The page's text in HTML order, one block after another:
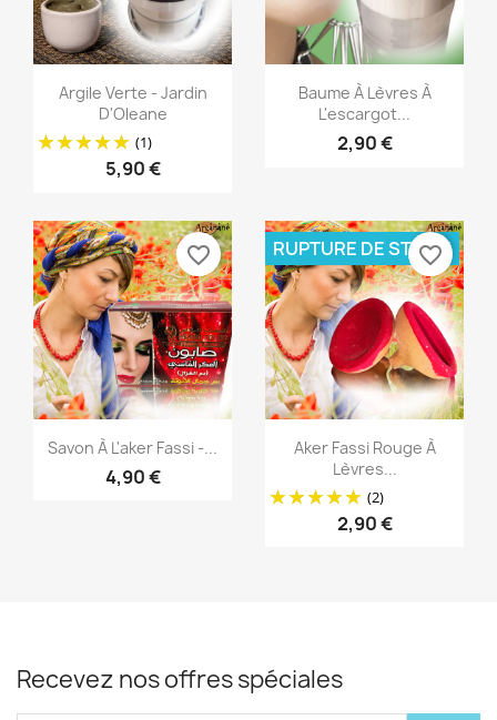
Aperçu rapide
Argile Verte - Jardin
D'Oleane
(1)
5,90 €
Aperçu rapide
Baume À Lèvres À
L'escargot...
2,90 €
Aperçu rapide
Savon À L'aker Fassi -...
4,90 €
favorite_border
Aperçu rapide
Aker Fassi Rouge À
Lèvres...
(2)
2,90 €
RUPTURE DE STOCK
favorite_border
Recevez nos offres spéciales